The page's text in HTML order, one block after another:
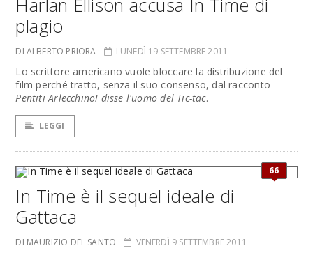
Harlan Ellison accusa In Time di
plagio
DI ALBERTO PRIORA LUNEDÌ 19 SETTEMBRE 2011
Lo scrittore americano vuole bloccare la distribuzione del
film perché tratto, senza il suo consenso, dal racconto
Pentiti Arlecchino! disse l'uomo del Tic-tac.
LEGGI
66
In Time è il sequel ideale di
Gattaca
DI MAURIZIO DEL SANTO VENERDÌ 9 SETTEMBRE 2011